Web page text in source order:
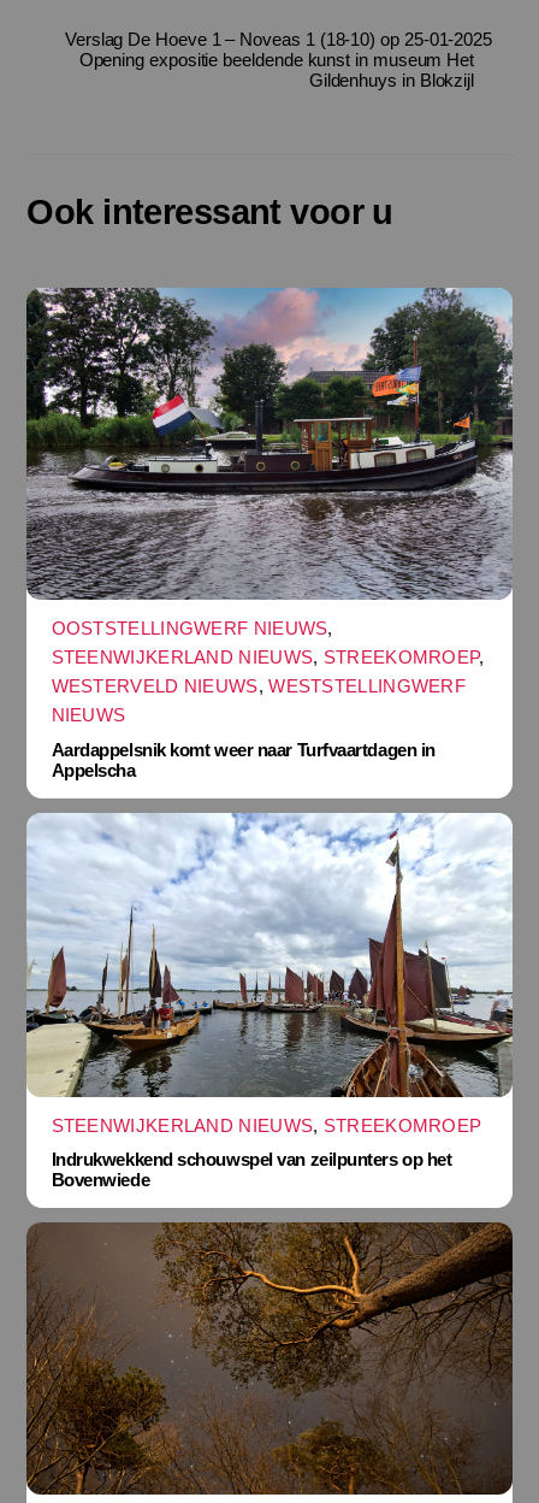
Verslag De Hoeve 1 – Noveas 1 (18-10) op 25-01-2025
Opening expositie beeldende kunst in museum Het
Gildenhuys in Blokzijl
Ook interessant voor u
OOSTSTELLINGWERF NIEUWS,
STEENWIJKERLAND NIEUWS, STREEKOMROEP,
WESTERVELD NIEUWS,WESTSTELLINGWERF
NIEUWS
Aardappelsnik komt weer naar Turfvaartdagen in
Appelscha
STEENWIJKERLAND NIEUWS, STREEKOMROEP
Indrukwekkend schouwspel van zeilpunters op het
Bovenwiede